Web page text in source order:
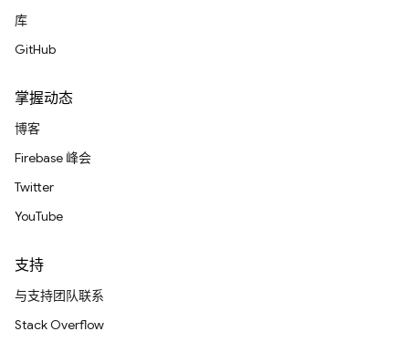
库
GitHub
掌握动态
博客
Firebase 峰会
Twitter
YouTube
支持
与支持团队联系
Stack Overflow